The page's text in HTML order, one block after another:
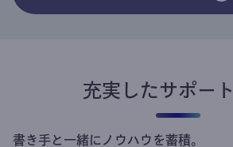
充実したサポー
書き手と一緒にノウハウを蓄積。